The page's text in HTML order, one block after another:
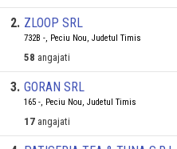
2. ZLOOP SRL
732B -, Peciu Nou, Judetul Timis
58 angajati
3. GORAN SRL
165 -, Peciu Nou, Judetul Timis
17 angajati